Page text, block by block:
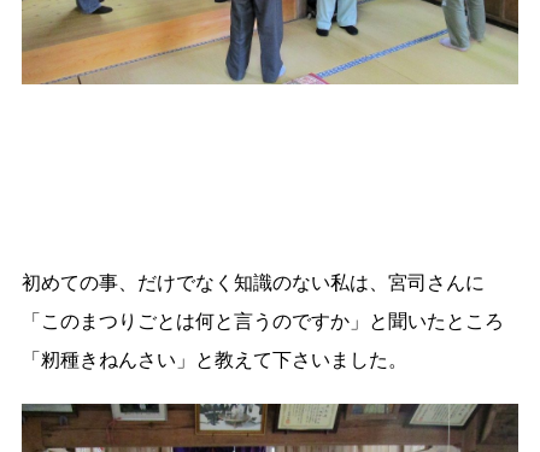
初めての事、だけでなく知識のない私は、宮司さんに
「このまつりごとは何と言うのですか」と聞いたところ
「籾種きねんさい」と教えて下さいました。